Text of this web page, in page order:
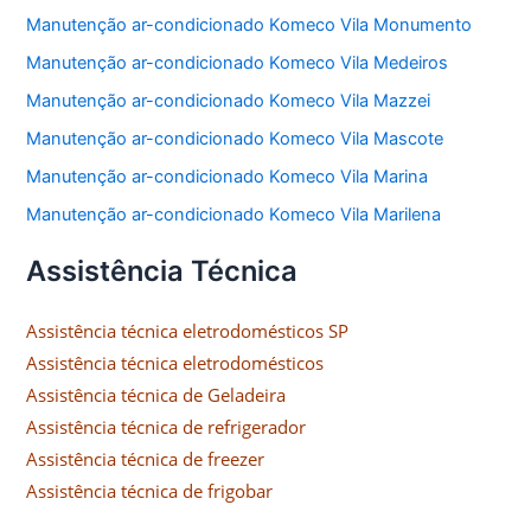
Manutenção ar-condicionado Komeco Vila Monumento
Manutenção ar-condicionado Komeco Vila Medeiros
Manutenção ar-condicionado Komeco Vila Mazzei
Manutenção ar-condicionado Komeco Vila Mascote
Manutenção ar-condicionado Komeco Vila Marina
Manutenção ar-condicionado Komeco Vila Marilena
Assistência Técnica
Assistência técnica eletrodomésticos SP
Assistência técnica eletrodomésticos
Assistência técnica de Geladeira
Assistência técnica de refrigerador
Assistência técnica de freezer
Assistência técnica de frigobar